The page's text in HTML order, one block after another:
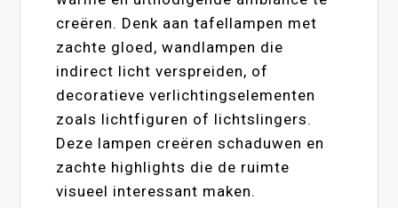
creëren. Denk aan tafellampen met
zachte gloed, wandlampen die
indirect licht verspreiden, of
decoratieve verlichtingselementen
zoals lichtfiguren of lichtslingers.
Deze lampen creëren schaduwen en
zachte highlights die de ruimte
visueel interessant maken.